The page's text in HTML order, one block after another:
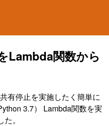
Lambda関数から
有停止を実施したく簡単に
3.7） Lambda関数を実
。